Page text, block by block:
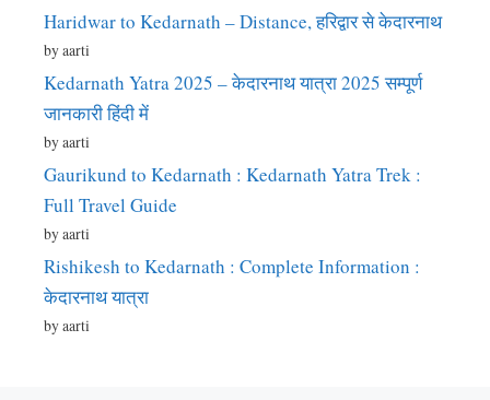
Haridwar to Kedarnath – Distance, हरिद्वार से केदारनाथ
by aarti
Kedarnath Yatra 2025 – केदारनाथ यात्रा 2025 सम्पूर्ण
जानकारी हिंदी में
by aarti
Gaurikund to Kedarnath : Kedarnath Yatra Trek :
Full Travel Guide
by aarti
Rishikesh to Kedarnath : Complete Information :
केदारनाथ यात्रा
by aarti